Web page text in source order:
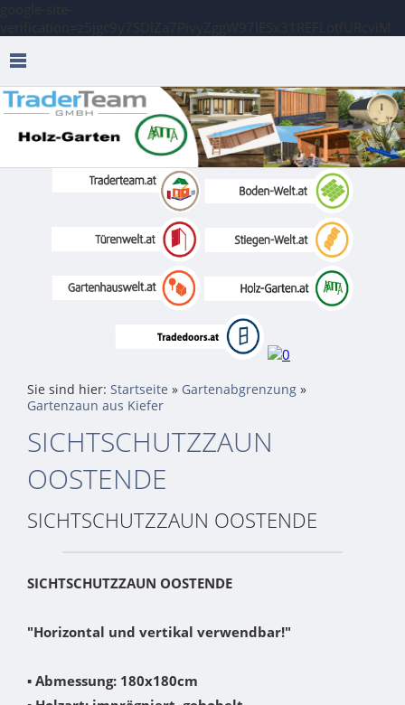
Sie sind hier: Startseite » Gartenabgrenzung »
Gartenzaun aus Kiefer
SICHTSCHUTZZAUN
OOSTENDE
SICHTSCHUTZZAUN OOSTENDE
SICHTSCHUTZZAUN OOSTENDE
"Horizontal und vertikal verwendbar!"
▪ Abmessung: 180x180cm